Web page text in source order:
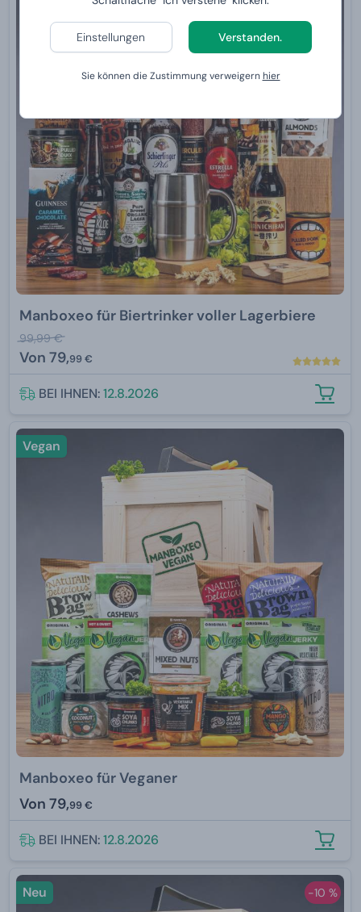
Einstellungen Verstanden.
Sie können die Zustimmung verweigernhier
Manboxeo für Biertrinker voller Lagerbiere
99,99 €
Von 79,99 €
BEI IHNEN:12.8.2026
Vegan
Manboxeo für Veganer
Von 79,99 €
BEI IHNEN:12.8.2026
-10 %
Neu